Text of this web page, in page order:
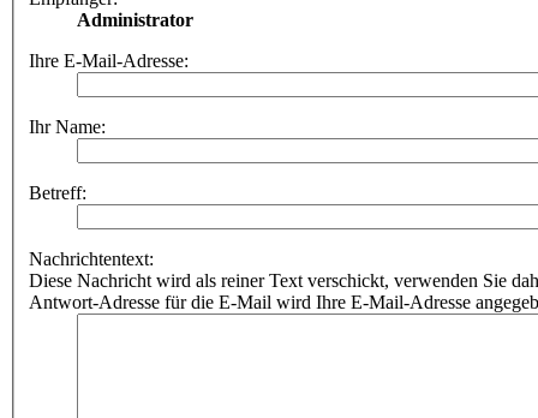
Administrator
Ihre E-Mail-Adresse:
Ihr Name:
Betreff:
Nachrichtentext:
Diese Nachricht wird als reiner Text verschickt, verwenden Sie
Antwort-Adresse für die E-Mail wird Ihre E-Mail-Adresse